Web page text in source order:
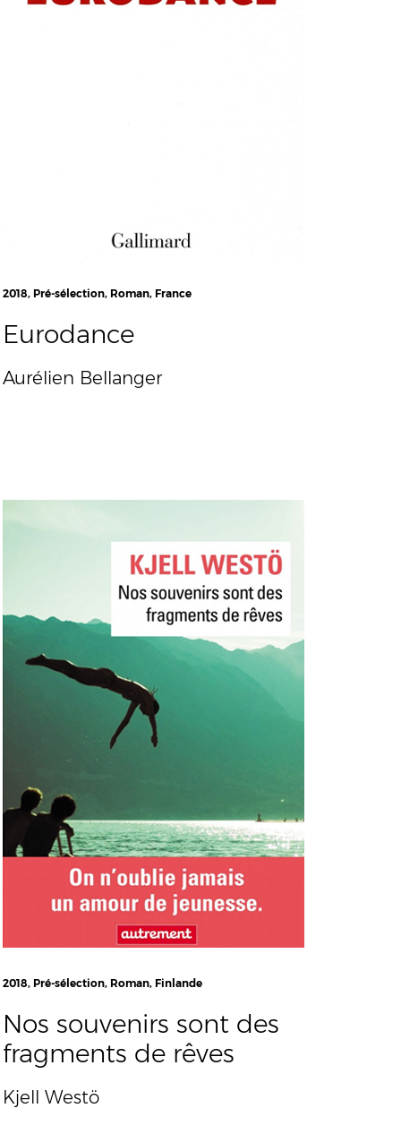
2018, Pré-sélection, Roman, France
Eurodance
Aurélien Bellanger
2018, Pré-sélection, Roman, Finlande
Nos souvenirs sont des
fragments de rêves
Kjell Westö